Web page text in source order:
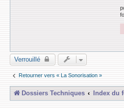
g
Verrouillé
Retourner vers « La Sonorisation »
Dossiers Techniques Index du